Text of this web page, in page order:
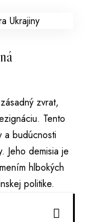
zvrat,
Tento
a budúcnosti
Jeho demisia je
hlbokých
politike.